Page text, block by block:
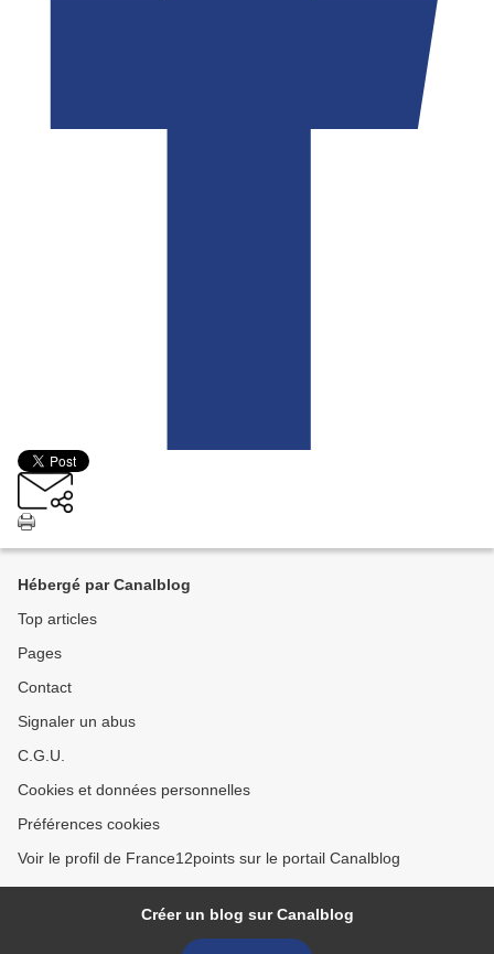
Hébergé par Canalblog
Top articles
Pages
Contact
Signaler un abus
C.G.U.
Cookies et données personnelles
Préférences cookies
Voir le profil de France12points sur le portail Canalblog
Créer un blog sur Canalblog